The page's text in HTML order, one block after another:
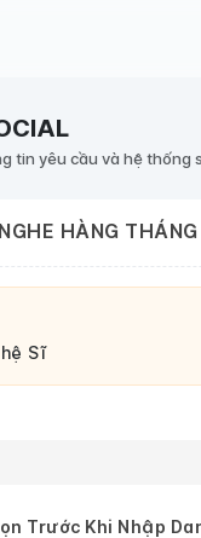
tin yêu cầu và hệ thống
HÀNG
Sĩ
Trước Khi Nhập